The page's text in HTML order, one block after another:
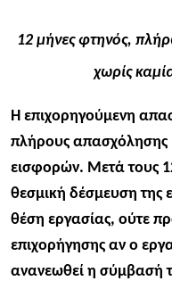
12 μήνες φτηνός,
χωρίς
Η επιχορηγούμενη
πλήρους απασχόλησης
εισφορών. Μετά τους
θεσμική δέσμευση της
θέση εργασίας, ούτε
επιχορήγησης αν ο
ανανεωθεί η σύμβασή